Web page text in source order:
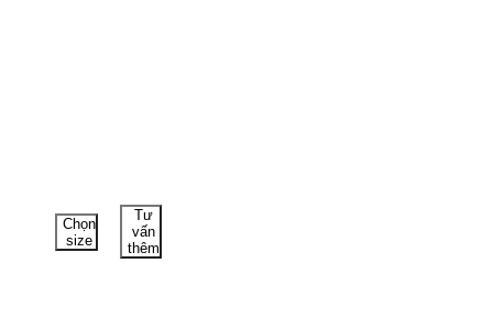
Chọn
size
Tư
vấn
thêm